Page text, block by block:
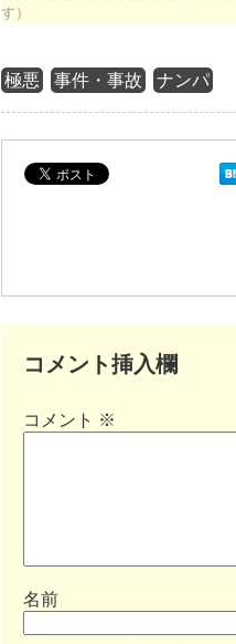
す）
極悪 事件・事故 ナンパ
コメント挿入欄
コメント ※
名前